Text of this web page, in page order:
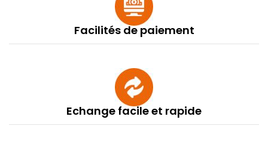
Facilités de paiement
Echange facile et rapide